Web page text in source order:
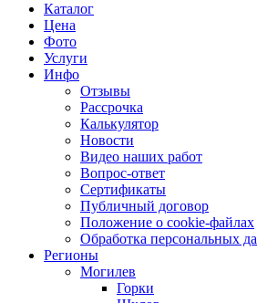
Каталог
Цена
Фото
Услуги
Инфо
Отзывы
Рассрочка
Калькулятор
Новости
Видео наших работ
Вопрос-ответ
Сертификаты
Публичный договор
Положение о cookie-файлах
Обработка персональных
Регионы
Могилев
Горки